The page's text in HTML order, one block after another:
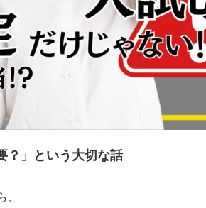
？」という大切な話
、